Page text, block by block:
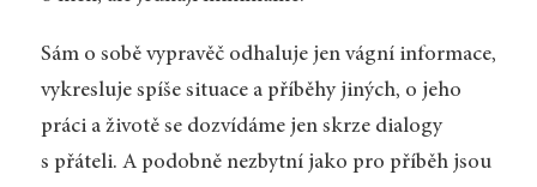
Sám o sobě vypravěč odhaluje jen vágní informace,
vykresluje spíše situace a příběhy jiných, o jeho
práci a životě se dozvídáme jen skrze dialogy
s přáteli. A podobně nezbytní jako pro příběh jsou